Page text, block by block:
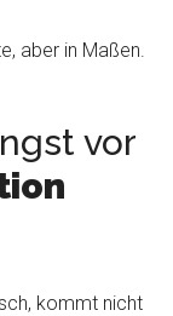
aber in Maßen.
vor
kommt nicht